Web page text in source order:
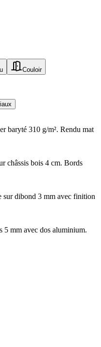
Couloir
baryté 310 g/m². Rendu mat
châssis bois 4 cm. Bords
sur dibond 3 mm avec finition
5 mm avec dos aluminium.